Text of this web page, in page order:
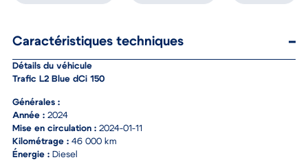
Caractéristiques techniques
Détails du véhicule
Trafic L2 Blue dCi 150
Générales :
Année : 2024
Mise en circulation : 2024-01-11
Kilométrage : 46 000 km
Énergie : Diesel